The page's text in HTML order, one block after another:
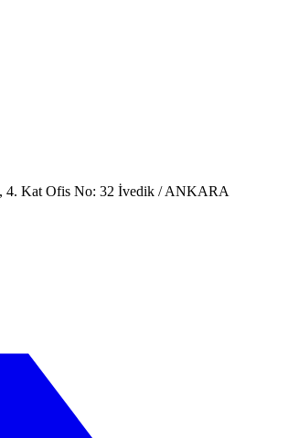
4. Kat Ofis No: 32 İvedik / ANKARA